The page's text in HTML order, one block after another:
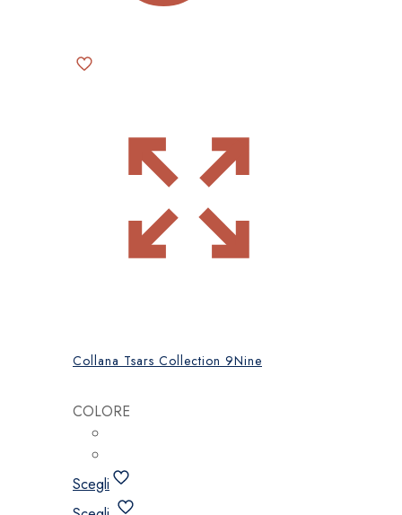
Collana Tsars Collection 9Nine
COLORE
Scegli
Questo